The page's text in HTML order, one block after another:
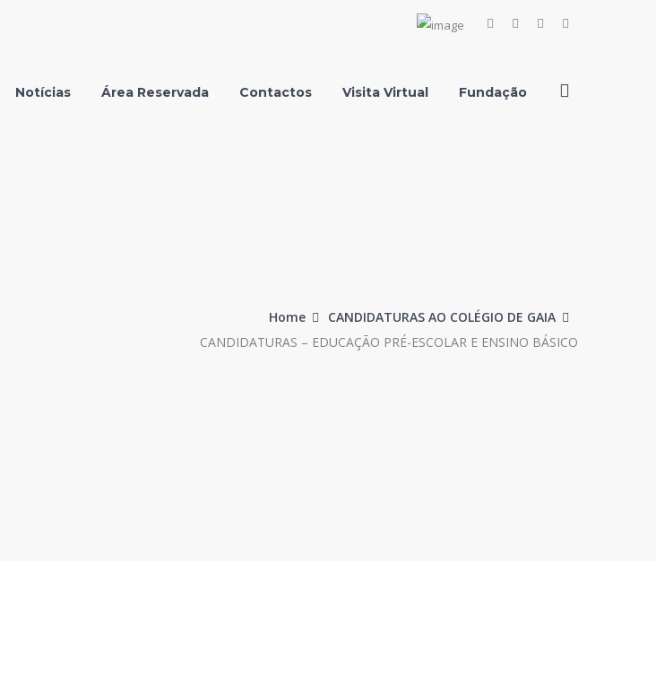
FacebookInstagramYoutube
Notícias Área Reservada Contactos Visita Virtual Fundação
Home
CANDIDATURAS AO COLÉGIO DE GAIA
CANDIDATURAS – EDUCAÇÃO PRÉ-ESCOLAR E ENSINO BÁSICO